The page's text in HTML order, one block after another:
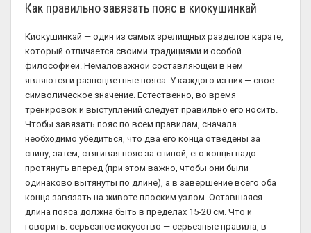
Как правильно завязать пояс в киокушинкай
Киокушинкай — один из самых зрелищных разделов карате,
который отличается своими традициями и особой
философией. Немаловажной составляющей в нем
являются и разноцветные пояса. У каждого из них — свое
символическое значение. Естественно, во время
тренировок и выступлений следует правильно его носить.
Чтобы завязать пояс по всем правилам, сначала
необходимо убедиться, что два его конца отведены за
спину, затем, стягивая пояс за спиной, его концы надо
протянуть вперед (при этом важно, чтобы они были
одинаково вытянуты по длине), а в завершение всего оба
конца завязать на животе плоским узлом. Оставшаяся
длина пояса должна быть в пределах 15-20 см. Что и
говорить: серьезное искусство — серьезные правила, в